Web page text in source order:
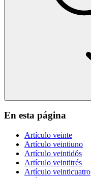
En esta página
Artículo veinte
Artículo veintiuno
Artículo veintidós
Artículo veintitrés
Artículo veinticuatro